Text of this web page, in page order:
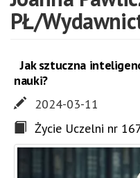
PŁ/
Jak sztuczna
nauki?
2024-03-11
Życie Uczelni nr